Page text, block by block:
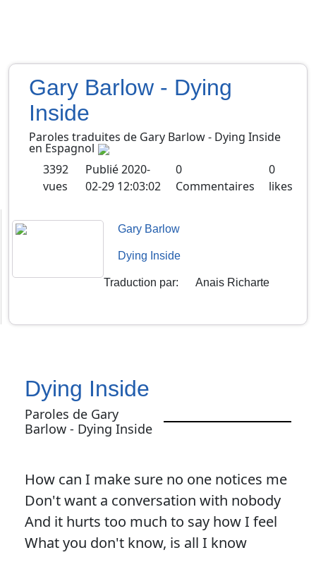
Gary Barlow - Dying
Inside
Paroles traduites de Gary Barlow- Dying Inside
en Espagnol
3392
vues
Publié2020-
02-29 12:03:02
0
Commentaires
0
likes
Gary Barlow
Dying Inside
Traduction par: Anais Richarte
Dying Inside
Paroles de Gary
Barlow - Dying Inside
How can I make sure no one notices me
Don't want a conversation with nobody
And it hurts too much to say how I feel
What you don't know, is all I know